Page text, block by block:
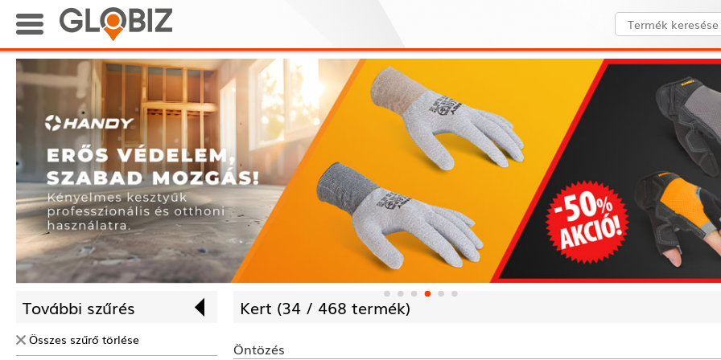
További szűrés
Összes szűrő törlése
Kert (34 / 468 termék)
Öntözés